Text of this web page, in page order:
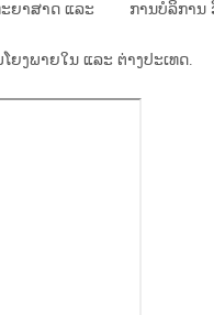
ະ​ຍາ​ສາດ ແລະ ​ການ​ບໍ​ລິ​ການ
ງພາຍໃນ ແລະ ຕ່າງປະເທດ.